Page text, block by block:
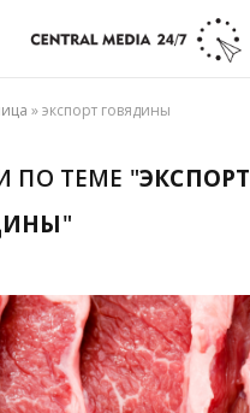
»экспорт говядины
ПО ТЕМЕ "ЭКСПОРТ
"